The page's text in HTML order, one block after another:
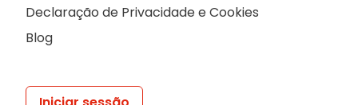
Declaração de Privacidade e Cookies
Blog